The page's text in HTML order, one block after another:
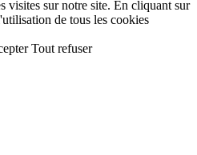
visites sur notre site. En cliquant sur
de tous les cookies
Tout refuser